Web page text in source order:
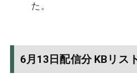
た。
6月13日配信分 KBリス